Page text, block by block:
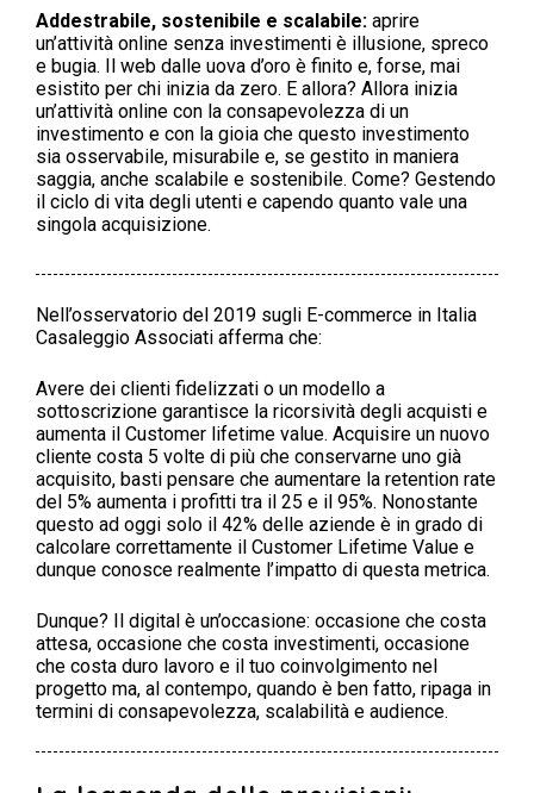
Addestrabile, sostenibile e scalabile: aprire
un’attività online senza investimenti è illusione, spreco
e bugia. Il web dalle uova d’oro è finito e, forse, mai
esistito per chi inizia da zero. E allora? Allora inizia
un’attività online con la consapevolezza di un
investimento e con la gioia che questo investimento
sia osservabile, misurabile e, se gestito in maniera
saggia, anche scalabile e sostenibile. Come? Gestendo
il ciclo di vita degli utenti e capendo quanto vale una
singola acquisizione.
Nell’osservatorio del 2019 sugli E-commerce in Italia
Casaleggio Associati afferma che:
Avere dei clienti fidelizzati o un modello a
sottoscrizione garantisce la ricorsività degli acquisti e
aumenta il Customer lifetime value. Acquisire un nuovo
cliente costa 5 volte di più che conservarne uno già
acquisito, basti pensare che aumentare la retention rate
del 5% aumenta i profitti tra il 25 e il 95%. Nonostante
questo ad oggi solo il 42% delle aziende è in grado di
calcolare correttamente il Customer Lifetime Value e
dunque conosce realmente l’impatto di questa metrica.
Dunque? Il digital è un’occasione: occasione che costa
attesa, occasione che costa investimenti, occasione
che costa duro lavoro e il tuo coinvolgimento nel
progetto ma, al contempo, quando è ben fatto, ripaga in
termini di consapevolezza, scalabilità e audience.